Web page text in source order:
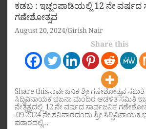
ಕಡಬ : ಇಚ್ಲಂಪಾಡಿಯಲ್ಲಿ 12 ನೇ ವರ್ಷದ
ಗಣೇಶೋತ್ಸವ
August 20, 2024 Girish Nair
Share this
Share thisಸಾರ್ವಜನಿಕ ಶ್ರೀ ಗಣೇಶೋತ್ಸವ ಸಮಿತಿ
ಸಿದ್ಧಿವಿನಾಯಕ ಭಜನಾ ಮಂದಿರ ಆಡಳಿತ ಸಮಿತಿ
ನೇತೃತ್ವದಲ್ಲಿ 12 ನೇ ವರ್ಷದ ಸಾರ್ವಜನಿಕ
.09.2024 ನೇ ಶನಿವಾರದಂದು ಶ್ರೀ
ವಠಾರದಲ್ಲಿ…